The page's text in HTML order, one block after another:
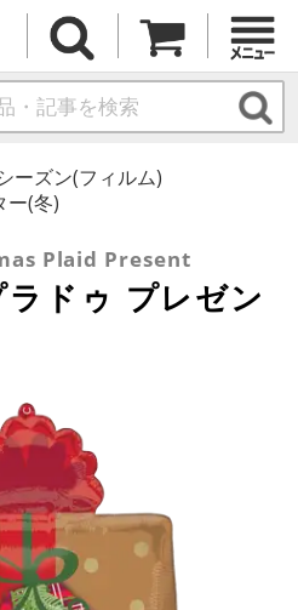
ーズン(フィルム)
ー(冬)
Plaid Present
ドゥ プレゼン